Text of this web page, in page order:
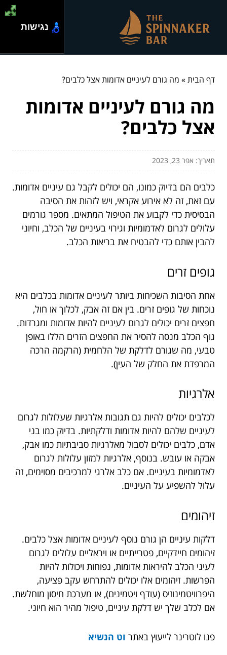
דף הבית» מה גורם לעיניים אדומות אצל כלבים?
מה גורם לעיניים אדומות
אצל כלבים?
תאריך: אפר 23, 2023
כלבים הם בדיוק כמונו, הם יכולים לקבל גם עיניים אדומות.
עם זאת, זה לא אירוע אקראי, ויש לזהות את הסיבה
הבסיסית כדי לקבוע את הטיפול המתאים. מספר גורמים
עלולים לגרום לאדמומיות וגירוי בעיניים של הכלב, וחיוני
להבין אותם כדי להבטיח את בריאות הכלב.
גופים זרים
אחת הסיבות השכיחות ביותר לעיניים אדומות בכלבים היא
נוכחות של גופים זרים. בין אם זה אבק, לכלוך או חול,
חפצים זרים יכולים לגרום לעיניים להיות אדומות ומגרדות.
גוף הכלב מנסה להסיר את החפצים הזרים הללו באופן
טבעי, מה שגורם לדלקת של הלחמית (הרקמה הרכה
המרפדת את החלק של העין).
אלרגיות
לכלבים יכולים להיות גם תגובות אלרגיות שעלולות לגרום
לעיניים שלהם להיות אדומות ודלקתיות. בדיוק כמו בני
אדם, כלבים יכולים לסבול מאלרגיות סביבתיות כמו אבק,
אבקה או עובש. בנוסף, אלרגיות למזון עלולות לגרום
לאדמומיות בעיניים. אם כלב אלרגי למרכיבים מסוימים, זה
עלול להשפיע על העיניים.
זיהומים
דלקות עיניים הן גורם נוסף לעיניים אדומות אצל כלבים.
זיהומים חיידקיים, פטרייתיים או ויראליים עלולים לגרום
לעיני הכלב להיראות אדומות, נפוחות ויכולות להיות
הפרשות. זיהומים אלו יכולים להתרחש עקב פציעה,
היפרוויטמינוזיס (עודף ויטמינים), או מערכת חיסון מוחלשת.
אם לכלב שלך יש דלקת עיניים, טיפול מהיר הוא חיוני.
פנו לוטרינר לייעוץ באתר וט הנשיא
נגישות